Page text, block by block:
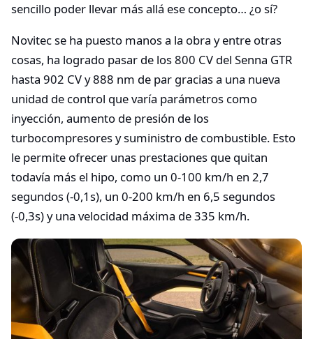
sencillo poder llevar más allá ese concepto… ¿o sí?
Novitec se ha puesto manos a la obra y entre otras
cosas, ha logrado pasar de los 800 CV del Senna GTR
hasta 902 CV y 888 nm de par gracias a una nueva
unidad de control que varía parámetros como
inyección, aumento de presión de los
turbocompresores y suministro de combustible. Esto
le permite ofrecer unas prestaciones que quitan
todavía más el hipo, como un 0-100 km/h en 2,7
segundos (-0,1s), un 0-200 km/h en 6,5 segundos
(-0,3s) y una velocidad máxima de 335 km/h.